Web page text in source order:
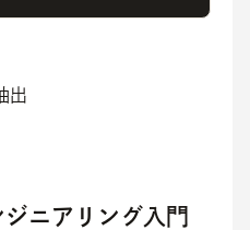
出
ニアリング入門